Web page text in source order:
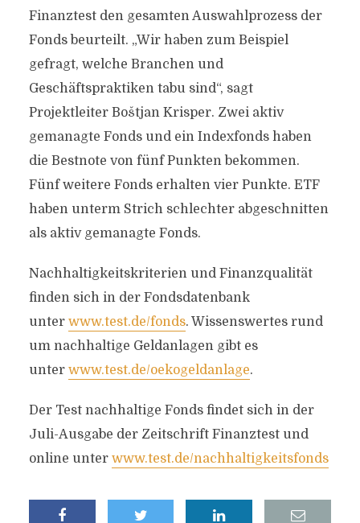
Finanztest den gesamten Auswahlprozess der
Fonds beurteilt. „Wir haben zum Beispiel
gefragt, welche Branchen und
Geschäftspraktiken tabu sind“, sagt
Projektleiter Boštjan Krisper. Zwei aktiv
gemanagte Fonds und ein Indexfonds haben
die Bestnote von fünf Punkten bekommen.
Fünf weitere Fonds erhalten vier Punkte. ETF
haben unterm Strich schlechter abgeschnitten
als aktiv gemanagte Fonds.
Nachhaltigkeitskriterien und Finanzqualität
finden sich in der Fondsdatenbank
unter www.test.de/fonds. Wissenswertes rund
um nachhaltige Geldanlagen gibt es
unter www.test.de/oekogeldanlage.
Der Test nachhaltige Fonds findet sich in der
Juli-Ausgabe der Zeitschrift Finanztest und
online unter www.test.de/nachhaltigkeitsfonds